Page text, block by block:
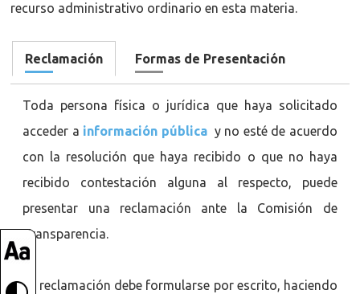
recurso administrativo ordinario en esta materia.
Reclamación Formas de Presentación
Toda persona física o jurídica que haya solicitado
acceder a información pública y no esté de acuerdo
con la resolución que haya recibido o que no haya
recibido contestación alguna al respecto, puede
presentar una reclamación ante la Comisión de
Transparencia.
La reclamación debe formularse por escrito, haciendo